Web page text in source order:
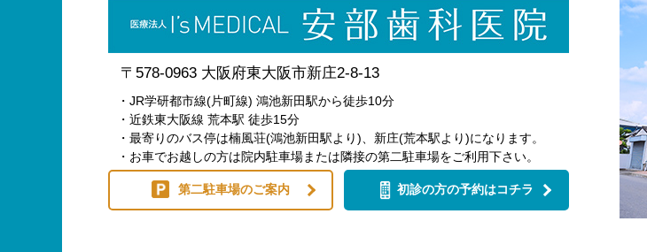
〒578-0963 大阪府東大阪市新庄2-8-13
・JR学研都市線(片町線) 鴻池新田駅から徒歩10分
・近鉄東大阪線 荒本駅 徒歩15分
・最寄りのバス停は楠風荘(鴻池新田駅より)、新庄(荒本駅より)になります。
・お車でお越しの方は院内駐車場または隣接の第二駐車場をご利用下さい。
第二駐車場のご案内 初診の方の予約はコチラ